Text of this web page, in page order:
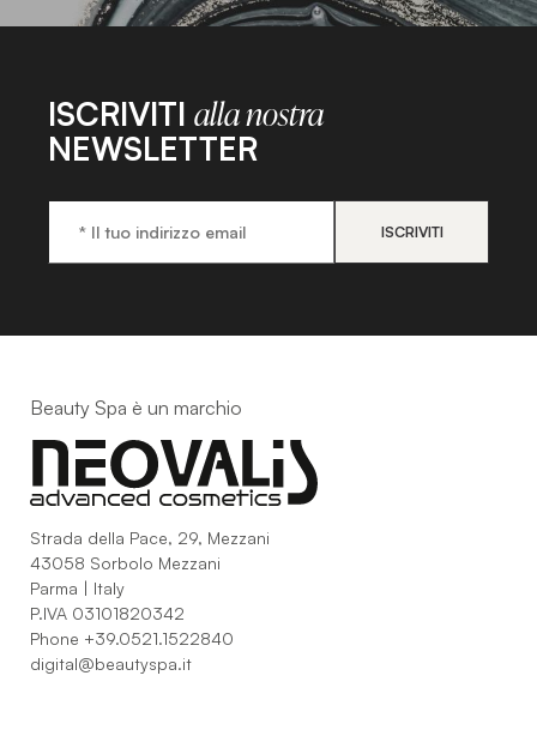
ISCRIVITI alla nostra
NEWSLETTER
Beauty Spa è un marchio
Strada della Pace, 29, Mezzani
43058 Sorbolo Mezzani
Parma | Italy
P.IVA 03101820342
Phone +39.0521.1522840
digital@beautyspa.it